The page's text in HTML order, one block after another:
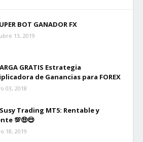
BOT GANADOR FX
13, 2019
GRATIS Estrategia
de Ganancias para FOREX
03, 2018
Susy Trading MT5: Rentable y
💯🤑😎
18, 2019